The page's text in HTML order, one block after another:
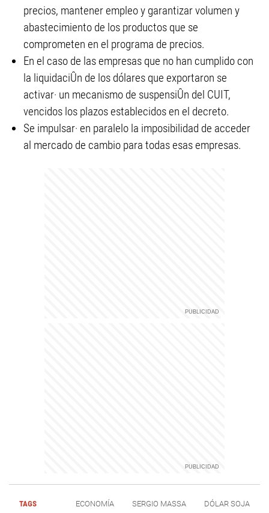
precios, mantener empleo y garantizar volumen y
abastecimiento de los productos que se
comprometen en el programa de precios.
En el caso de las empresas que no han cumplido con
la liquidaciÛn de los dólares que exportaron se
activar· un mecanismo de suspensiÛn del CUIT,
vencidos los plazos establecidos en el decreto.
Se impulsar· en paralelo la imposibilidad de acceder
al mercado de cambio para todas esas empresas.
TAGS ECONOMÍA SERGIO MASSA DÓLAR SOJA